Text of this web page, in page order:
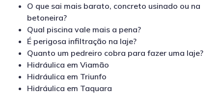
O que sai mais barato, concreto usinado ou na
betoneira?
Qual piscina vale mais a pena?
É perigosa infiltração na laje?
Quanto um pedreiro cobra para fazer uma laje?
Hidráulica em Viamão
Hidráulica em Triunfo
Hidráulica em Taquara